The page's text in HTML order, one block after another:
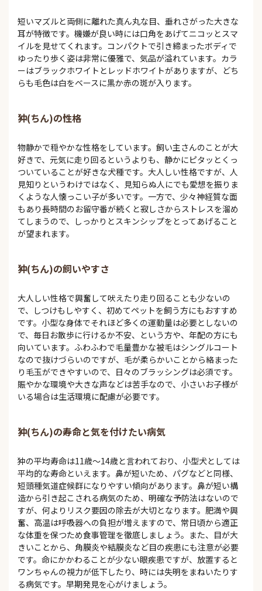
短いマズルと両側に離れた真ん丸な目、垂れさがった大きな
耳が特徴です。機嫌が良い時には口角をあげてニコッとスマ
イルを見せてくれます。コンパクトで引き締まったボディで
ゆったり歩く姿は非常に優雅で、気品が溢れています。カラ
ーはブラックホワイトとレッドホワイトがありますが、どち
らも毛色は白をベースに黒か赤の斑が入ります。
狆(ちん)の性格
物静かで穏やかな性格をしています。飼い主さんのことが大
好きで、元気に走り回るというよりも、静かにピタッとくっ
ついていることが好きな犬種です。大人しい性格ですが、人
見知りというわけではなく、見知らぬ人にでも愛想を振りま
くような人懐っこい子が多いです。一方で、少々神経質な面
もあり長時間のお留守番が続くと寂しさからストレスを溜め
てしまうので、しっかりとスキンシップをとってあげること
が望まれます。
狆(ちん)の飼いやすさ
大人しい性格で興奮して吠えたり走り回ることも少ないの
で、しつけもしやすく、初めてペットを飼う方にもおすすめ
です。小型な身体でそれほど多くの運動量は必要としないの
で、毎日お散歩に行けるか不安、という方や、年配の方にも
向いています。ふわふわで毛量豊かな被毛はシングルコート
なので抜けづらいのですが、毛が柔らかいことから絡まった
り毛玉ができやすいので、日々のブラッシングは必須です。
賑やかな環境や大きな声などは苦手なので、小さいお子様が
いる場合は生活環境に配慮が必要です。
狆(ちん)の寿命と気を付けたい病気
狆の平均寿命は11歳～14歳と言われており、小型犬としては
平均的な寿命といえます。鼻が短いため、パグなどと同様、
短頭種気道症候群になりやすい傾向があります。鼻が短い構
造から引き起こされる病気のため、明確な予防法はないので
すが、何よりリスク要因の除去が大切となります。肥満や興
奮、高温は呼吸器への負担が増えますので、常日頃から適正
な体重を保つため食事管理を徹底しましょう。また、目が大
きいことから、角膜炎や結膜炎など目の疾患にも注意が必要
です。命にかかわることが少ない眼疾患ですが、放置すると
ワンちゃんの視力が低下したり、時には失明をまねいたりす
る病気です。早期発見を心がけましょう。